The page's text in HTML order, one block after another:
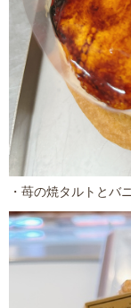
・苺の焼タルトとバ